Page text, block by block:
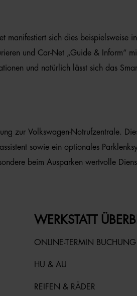
sich dies beispielsweise
und Car-Net „Guide & Inform“
und natürlich lässt sich das
zur Volkswagen-Notrufzentrale.
sowie ein optionales
beim Ausparken wertvolle
WERKSTATT
ONLINE-TERMIN BUCHUNG
HU & AU
REIFEN & RÄDER